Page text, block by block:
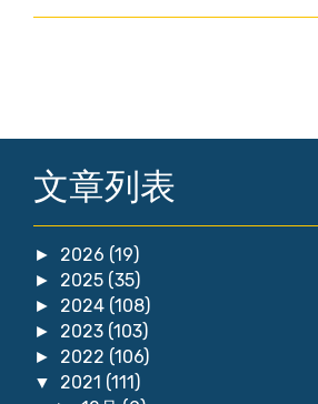
文章列表
► 2026 (19)
► 2025 (35)
► 2024 (108)
► 2023 (103)
► 2022 (106)
▼ 2021 (111)